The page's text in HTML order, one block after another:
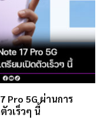
Pro 5G ผ่านการ
วเร็วๆ นี้